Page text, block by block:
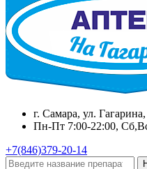
г. Самара, ул.
Пн-Пт 7:00-22:00,
+7(846)379-20-14